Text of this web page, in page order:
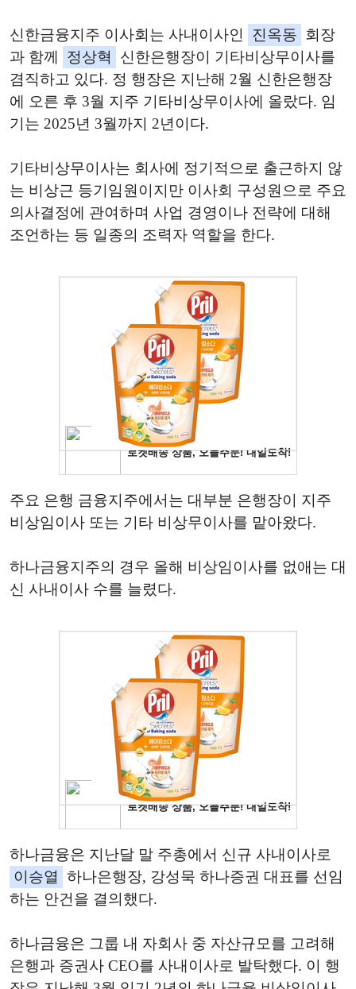
신한금융지주 이사회는 사내이사인 진옥동 회장
과 함께
정상혁
신한은행장이 기타비상무이사를
겸직하고 있다. 정 행장은 지난해 2월 신한은행장
에 오른 후 3월 지주 기타비상무이사에 올랐다. 임
기는 2025년 3월까지 2년이다.
기타비상무이사는 회사에 정기적으로 출근하지 않
는 비상근 등기임원이지만 이사회 구성원으로 주요
의사결정에 관여하며 사업 경영이나 전략에 대해
조언하는 등 일종의 조력자 역할을 한다.
주요 은행 금융지주에서는 대부분 은행장이 지주
비상임이사 또는 기타 비상무이사를 맡아왔다.
하나금융지주의 경우 올해 비상임이사를 없애는 대
신 사내이사 수를 늘렸다.
하나금융은 지난달 말 주총에서 신규 사내이사로
이승열
하나은행장, 강성묵 하나증권 대표를 선임
하는 안건을 결의했다.
하나금융은 그룹 내 자회사 중 자산규모를 고려해
은행과 증권사 CEO를 사내이사로 발탁했다. 이 행